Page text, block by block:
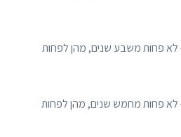
לא פחות משבע שנים, מהן לפחות
פחות מחמש שנים, מהן לפחות